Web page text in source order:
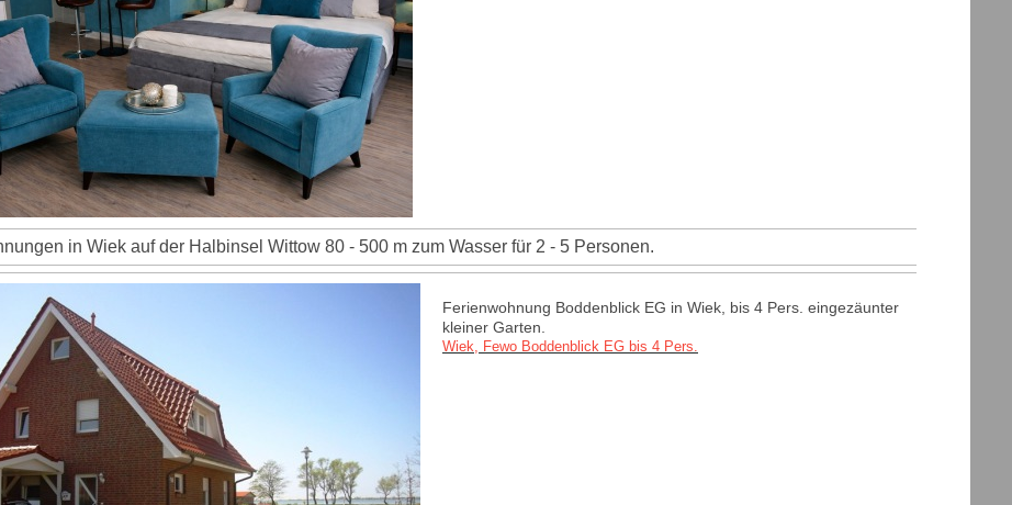
in Wiek auf der Halbinsel Wittow 80 - 500 m zum Wasser für 2 - 5 Personen.
Ferienwohnung Boddenblick EG in Wiek, bis 4 Pers. eingezäunter
kleiner Garten.
Wiek, Fewo Boddenblick EG bis 4 Pers.